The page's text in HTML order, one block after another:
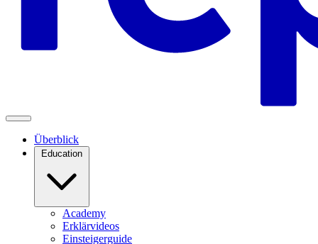
Überblick
Education
Academy
Erklärvideos
Einsteigerguide